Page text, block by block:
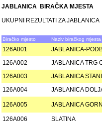
JABLANICA BIRAČKA MJESTA
UKUPNI REZULTATI ZA JABLANICA
Biračko mjesto Naziv biračkog mjesta
126A001
JABLANICA-
126A002
JABLANICA TRG
126A003
JABLANICA
126A004
JABLANICA
126A005 JABLANICA
126A006
SLATINA